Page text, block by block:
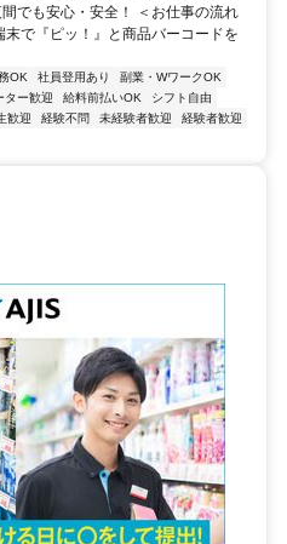
でも安心・安全！ ＜お仕事の流れ
末で『ピッ！』と商品バーコードを
OK 社員登用あり
副業・WワークOK
ター歓迎 給料前払いOK
シフト自由
歓迎 経験不問 未経験者歓迎
経験者歓迎